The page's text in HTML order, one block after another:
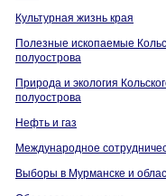
Культурная жизнь края
Полезные ископаемые
полуострова
Природа и экология
полуострова
Нефть и газ
Международное
Выборы в Мурманске и